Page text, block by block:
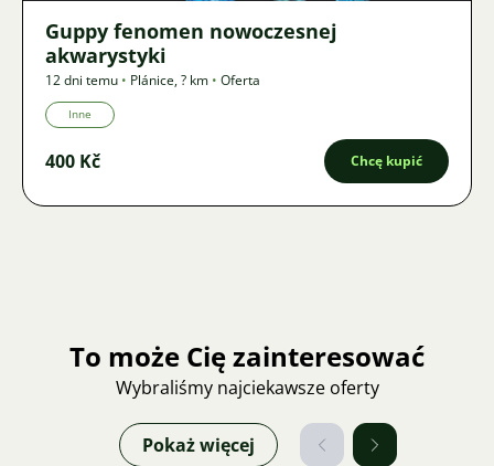
Guppy fenomen nowoczesnej
akwarystyki
12 dni temu • Plánice,? km • Oferta
Inne
400 Kč Chcę kupić
To może Cię zainteresować
Wybraliśmy najciekawsze oferty
Pokaż więcej